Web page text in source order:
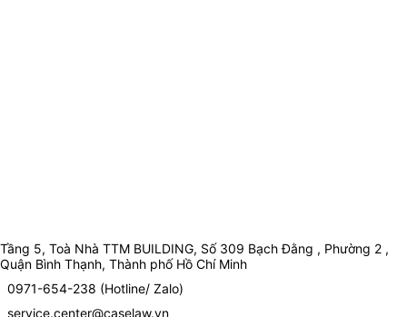
Tầng 5, Toà Nhà TTM BUILDING, Số 309 Bạch Đằng , Phường 2 ,
Quận Bình Thạnh, Thành phố Hồ Chí Minh
0971-654-238 (Hotline/ Zalo)
service.center@caselaw.vn